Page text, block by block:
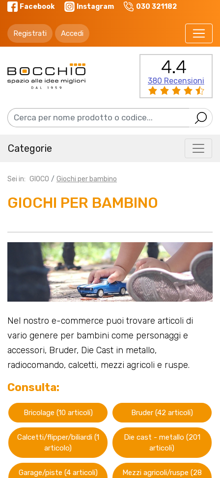
Facebook Instagram 030 321182
Registrati Accedi
4.4
380 Recensioni
Categorie
Sei in: GIOCO Giochi per bambino
GIOCHI PER BAMBINO
Nel nostro e-commerce puoi trovare articoli di
vario genere per bambini come personaggi e
accessori, Bruder, Die Cast in metallo,
radiocomando, calcetti, mezzi agricoli e ruspe.
Consulta:
Bricolage (10 articoli) Bruder (42 articoli)
Calcetti/flipper/biliardi (1
articolo)
Die cast - metallo (201
articoli)
Garage/piste (4 articoli)
Mezzi agricoli/ruspe (28